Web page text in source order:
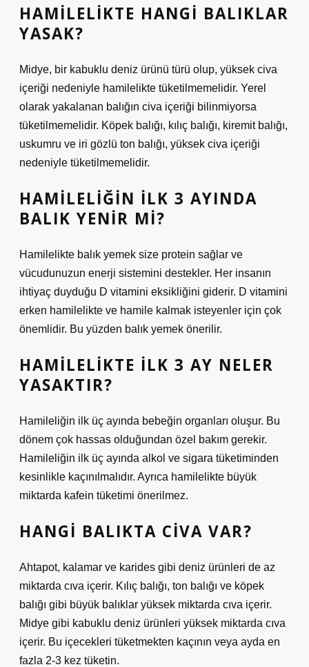
HAMILELIKTE HANGI BALIKLAR
YASAK?
Midye, bir kabuklu deniz ürünü türü olup, yüksek civa
içeriği nedeniyle hamilelikte tüketilmemelidir. Yerel
olarak yakalanan balığın civa içeriği bilinmiyorsa
tüketilmemelidir. Köpek balığı, kılıç balığı, kiremit balığı,
uskumru ve iri gözlü ton balığı, yüksek civa içeriği
nedeniyle tüketilmemelidir.
HAMILELIĞIN ILK 3 AYINDA
BALIK YENIR MI?
Hamilelikte balık yemek size protein sağlar ve
vücudunuzun enerji sistemini destekler. Her insanın
ihtiyaç duyduğu D vitamini eksikliğini giderir. D vitamini
erken hamilelikte ve hamile kalmak isteyenler için çok
önemlidir. Bu yüzden balık yemek önerilir.
HAMILELIKTE ILK 3 AY NELER
YASAKTIR?
Hamileliğin ilk üç ayında bebeğin organları oluşur. Bu
dönem çok hassas olduğundan özel bakım gerekir.
Hamileliğin ilk üç ayında alkol ve sigara tüketiminden
kesinlikle kaçınılmalıdır. Ayrıca hamilelikte büyük
miktarda kafein tüketimi önerilmez.
HANGI BALIKTA CIVA VAR?
Ahtapot, kalamar ve karides gibi deniz ürünleri de az
miktarda cıva içerir. Kılıç balığı, ton balığı ve köpek
balığı gibi büyük balıklar yüksek miktarda cıva içerir.
Midye gibi kabuklu deniz ürünleri yüksek miktarda cıva
içerir. Bu içecekleri tüketmekten kaçının veya ayda en
fazla 2-3 kez tüketin.